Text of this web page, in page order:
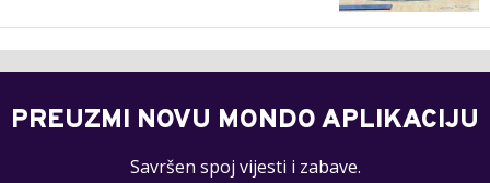
PREUZMI NOVU MONDO APLIKACIJU
Savršen spoj vijesti i zabave.